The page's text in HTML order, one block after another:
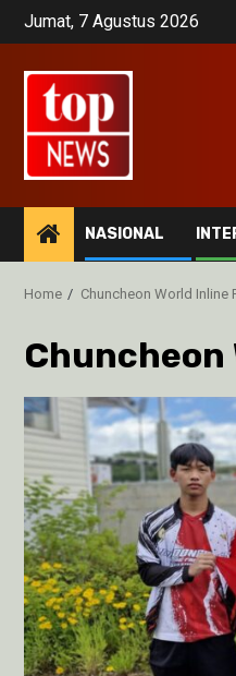
SkipJumat, 7 Agustus 2026
NASIONAL
Home Chuncheon World Inline
Chuncheon